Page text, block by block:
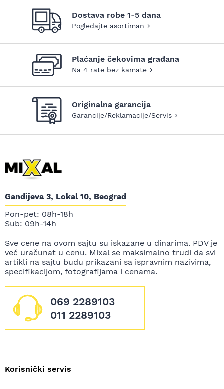
Dostava robe 1-5 dana
Pogledajte asortiman
Plaćanje čekovima građana
Na 4 rate bez kamate
Originalna garancija
Garancije/Reklamacije/Servis
Gandijeva 3, Lokal 10, Beograd
Pon-pet: 08h-18h
Sub: 09h-14h
Sve cene na ovom sajtu su iskazane u dinarima. PDV je
već uračunat u cenu. Mixal se maksimalno trudi da svi
artikli na sajtu budu prikazani sa ispravnim nazivima,
specifikacijom, fotografijama i cenama.
069 2289103
011 2289103
Korisnički servis